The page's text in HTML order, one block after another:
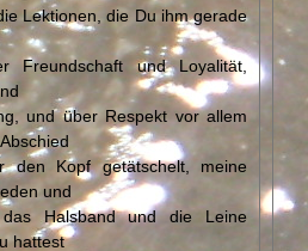
Lektionen, die Du ihm gerade
Freundschaft und Loyalität,
und über Respekt vor allem
den Kopf getätschelt, meine
und
Halsband und die Leine
hattest